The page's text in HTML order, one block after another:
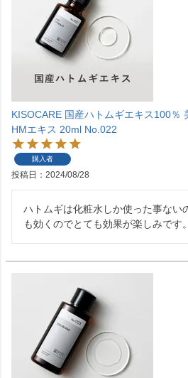
KISOCARE 国産ハトムギエキス100％
HMエキス 20ml No.022
購入者
投稿日 2024/08/28
ハトムギは化粧水しか使った事ない
も効くのでとても効果が楽しみです。